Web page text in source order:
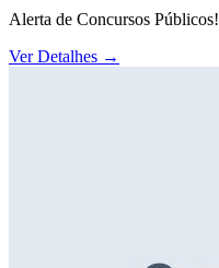
Alerta de Concursos
Ver Detalhes →